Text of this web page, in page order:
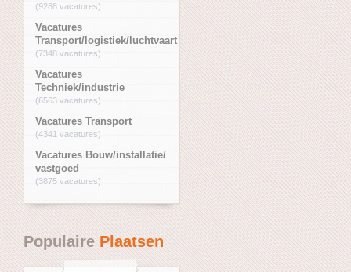
(9288 vacatures)
Vacatures
Transport/logistiek/luchtvaart
(7348 vacatures)
Vacatures
Techniek/industrie
(6563 vacatures)
Vacatures Transport
(4341 vacatures)
Vacatures Bouw/installatie/
vastgoed
(3875 vacatures)
PopulairePlaatsen